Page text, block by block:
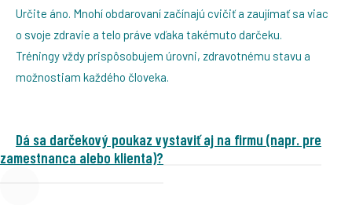
Určite áno. Mnohí obdarovaní začínajú cvičiť a zaujímať sa viac
o svoje zdravie a telo práve vďaka takémuto darčeku.
Tréningy vždy prispôsobujem úrovni, zdravotnému stavu a
možnostiam každého človeka.
Dá sa darčekový poukaz vystaviť aj na firmu (napr. pre
zamestnanca alebo klienta)?